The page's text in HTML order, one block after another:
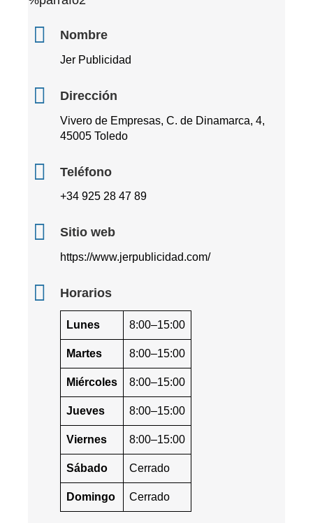
Nombre
Jer Publicidad
Dirección
Vivero de Empresas, C. de Dinamarca, 4,
45005 Toledo
Teléfono
+34 925 28 47 89
Sitio web
https://www.jerpublicidad.com/
Horarios
Lunes 8:00–15:00
Martes 8:00–15:00
Miércoles 8:00–15:00
Jueves 8:00–15:00
Viernes 8:00–15:00
Sábado Cerrado
Domingo Cerrado